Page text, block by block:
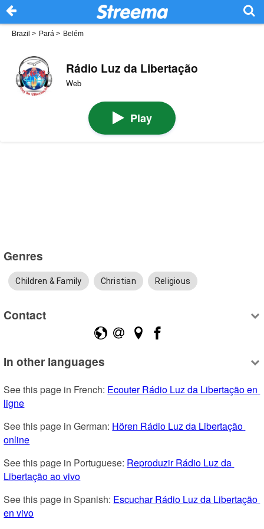
Brazil > Pará > Belém
Rádio Luz da Libertação
Web
Play
Genres
Children & Family Christian Religious
Contact
In other languages
See this page in French: Ecouter Rádio Luz da Libertação en
ligne
See this page in German: Hören Rádio Luz da Libertação
online
See this page in Portuguese: Reproduzir Rádio Luz da
Libertação ao vivo
See this page in Spanish: Escuchar Rádio Luz da Libertação
en vivo